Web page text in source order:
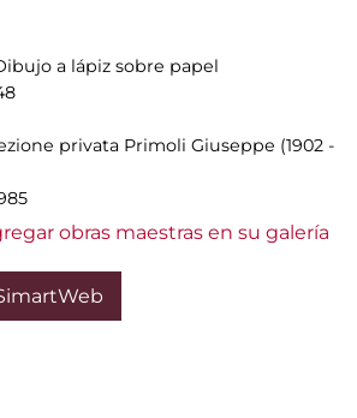
a lápiz sobre papel
privata Primoli Giuseppe (1902 -
obras maestras en su galería